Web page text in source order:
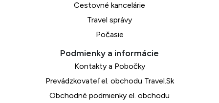
Cestovné kancelárie
Travel správy
Počasie
Kontakty a Pobočky
Prevádzkovateľ el. obchodu Travel.Sk
Obchodné podmienky el. obchodu